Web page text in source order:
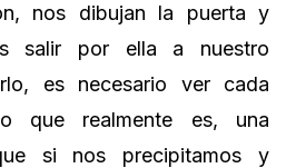
nos dibujan la puerta y
salir por ella a nuestro
es necesario ver cada
que realmente es, una
si nos precipitamos y